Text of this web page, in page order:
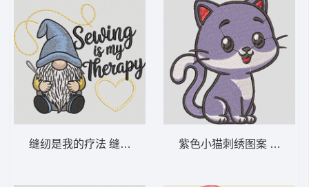
缝纫是我的疗法 缝纫是我的疗愈方式 - 小矮紫色小猫刺绣图案 可爱的